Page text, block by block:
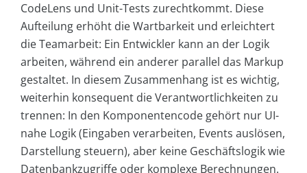
CodeLens und Unit-Tests zurechtkommt. Diese
Aufteilung erhöht die Wartbarkeit und erleichtert
die Teamarbeit: Ein Entwickler kann an der Logik
arbeiten, während ein anderer parallel das Markup
gestaltet. In diesem Zusammenhang ist es wichtig,
weiterhin konsequent die Verantwortlichkeiten zu
trennen: In den Komponentencode gehört nur UI-
nahe Logik (Eingaben verarbeiten, Events auslösen,
Darstellung steuern), aber keine Geschäftslogik wie
Datenbankzugriffe oder komplexe Berechnungen.